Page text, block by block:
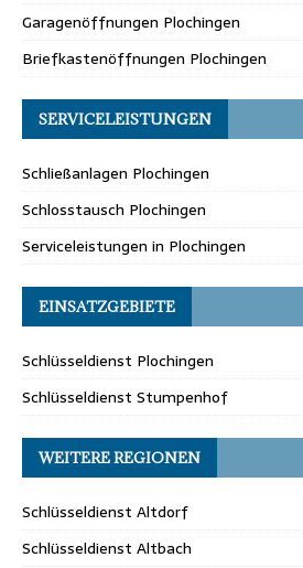
Garagenöffnungen Plochingen
Briefkastenöffnungen Plochingen
SERVICELEISTUNGEN
Schließanlagen Plochingen
Schlosstausch Plochingen
Serviceleistungen in Plochingen
EINSATZGEBIETE
Schlüsseldienst Plochingen
Schlüsseldienst Stumpenhof
WEITERE REGIONEN
Schlüsseldienst Altdorf
Schlüsseldienst Altbach